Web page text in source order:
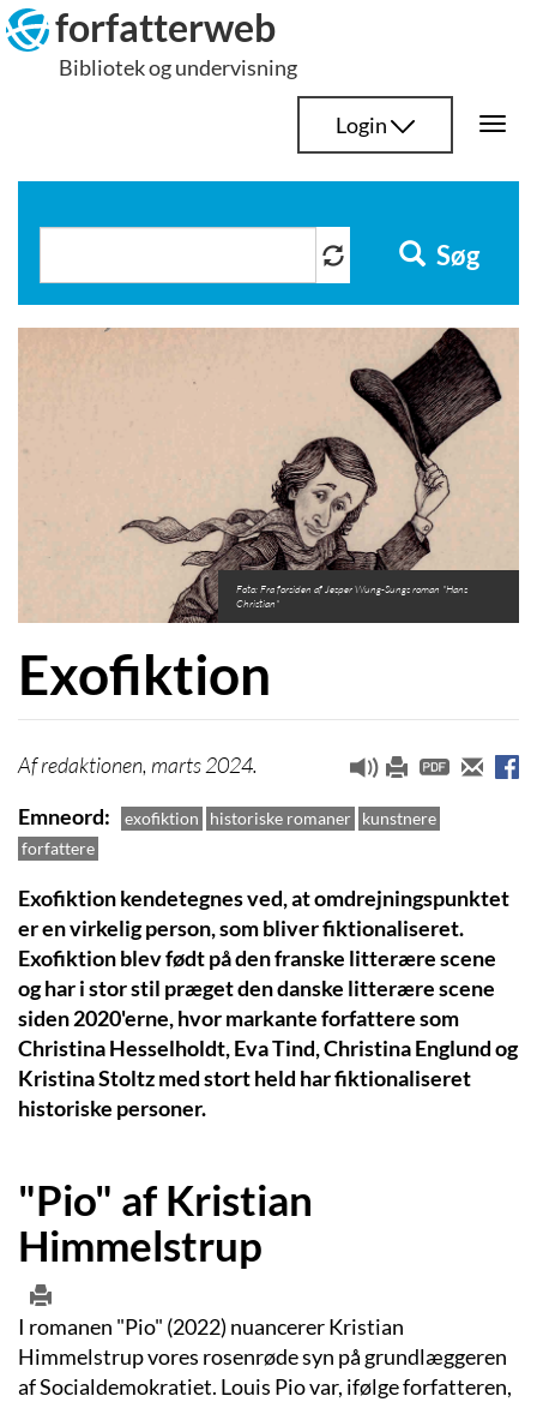
Hop
til
indhold
forfatterweb
Bibliotek og undervisning
Login
Søg
Foto: Fra forsiden af Jesper Wung-Sungs roman "Hans
Christian"
Exofiktion
redaktionen, marts 2024.
Emneord
exofiktion historiske romaner kunstnere
forfattere
Exofiktion kendetegnes ved, at omdrejningspunktet
er en virkelig person, som bliver fiktionaliseret.
Exofiktion blev født på den franske litterære scene
og har i stor stil præget den danske litterære scene
siden 2020'erne, hvor markante forfattere som
Christina Hesselholdt, Eva Tind, Christina Englund og
Kristina Stoltz med stort held har fiktionaliseret
historiske personer.
"Pio" af Kristian
Himmelstrup
I romanen "Pio" (2022) nuancerer Kristian
Himmelstrup vores rosenrøde syn på grundlæggeren
af Socialdemokratiet. Louis Pio var, ifølge forfatteren,